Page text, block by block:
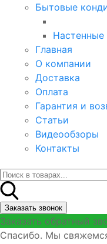
Бытовые
Главная
О компании
Доставка
Оплата
Гарантия и
Статьи
Видеообзоры
Контакты
Заказать звонок
Заказать обратный
Спасибо. Мы